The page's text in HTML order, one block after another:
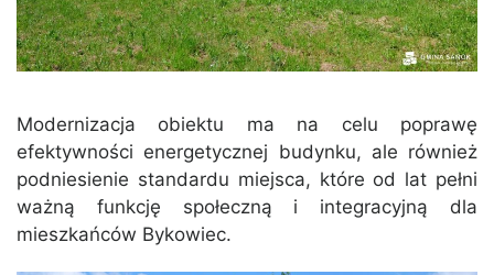
Modernizacja obiektu ma na celu poprawę
efektywności energetycznej budynku, ale również
podniesienie standardu miejsca, które od lat pełni
ważną funkcję społeczną i integracyjną dla
mieszkańców Bykowiec.